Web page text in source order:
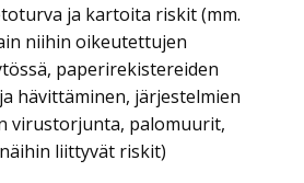
ja kartoita riskit (mm.
niihin oikeutettujen
paperirekistereiden
hävittäminen, järjestelmien
virustorjunta, palomuurit,
liittyvät riskit)